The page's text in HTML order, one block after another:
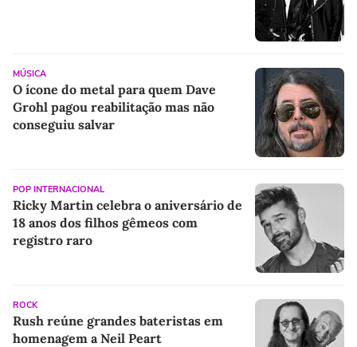
MÚSICA
O ícone do metal para quem Dave
Grohl pagou reabilitação mas não
conseguiu salvar
POP INTERNACIONAL
Ricky Martin celebra o aniversário de
18 anos dos filhos gêmeos com
registro raro
ROCK
Rush reúne grandes bateristas em
homenagem a Neil Peart